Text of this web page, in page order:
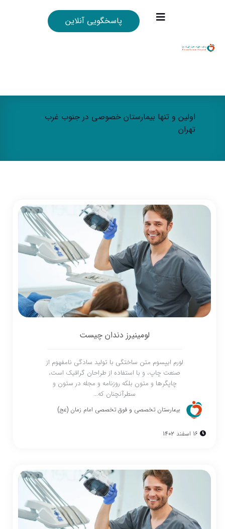
پاسخگویی آنلاین
اولین و تنها بیمارستان خصوصی در جنوب غرب
تهران
لومینیرز دندان چیست
لورم ایپسوم متن ساختگی با تولید سادگی نامفهوم از
صنعت چاپ، و با استفاده از طراحان گرافیک است،
چاپگرها و متون بلکه روزنامه و مجله در ستون و
سطرآنچنان که...
بیمارستان تخصصی و فوق تخصصی امام زمان (عج)
16 اسفند 1402